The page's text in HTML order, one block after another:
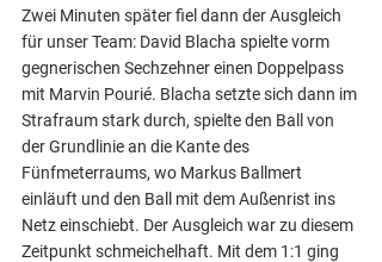
Zwei Minuten später fiel dann der Ausgleich
für unser Team: David Blacha spielte vorm
gegnerischen Sechzehner einen Doppelpass
mit Marvin Pourié. Blacha setzte sich dann im
Strafraum stark durch, spielte den Ball von
der Grundlinie an die Kante des
Fünfmeterraums, wo Markus Ballmert
einläuft und den Ball mit dem Außenrist ins
Netz einschiebt. Der Ausgleich war zu diesem
Zeitpunkt schmeichelhaft. Mit dem 1:1 ging